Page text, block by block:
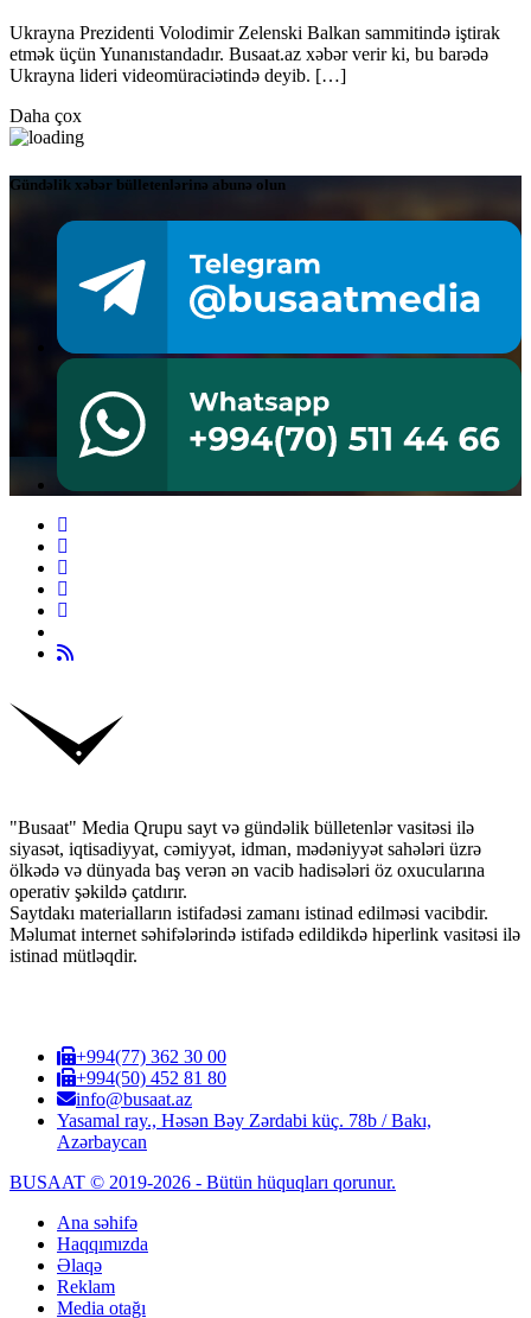
Ukrayna Prezidenti Volodimir Zelenski Balkan sammitində iştirak
etmək üçün Yunanıstandadır. Busaat.az xəbər verir ki, bu barədə
Ukrayna lideri videomüraciətində deyib. […]
Daha çox
Gündəlik xəbər bülletenlərinə abunə olun
"Busaat" Media Qrupu sayt və gündəlik bülletenlər vasitəsi ilə
siyasət, iqtisadiyyat, cəmiyyət, idman, mədəniyyət sahələri üzrə
ölkədə və dünyada baş verən ən vacib hadisələri öz oxucularına
operativ şəkildə çatdırır.
Saytdakı materialların istifadəsi zamanı istinad edilməsi vacibdir.
Məlumat internet səhifələrində istifadə edildikdə hiperlink vasitəsi ilə
istinad mütləqdir.
+994(77) 362 30 00
+994(50) 452 81 80
info@busaat.az
Yasamal ray., Həsən Bəy Zərdabi küç. 78b / Bakı,
Azərbaycan
BUSAAT © 2019-2026 - Bütün hüquqları qorunur.
Ana səhifə
Haqqımızda
Əlaqə
Reklam
Media otağı